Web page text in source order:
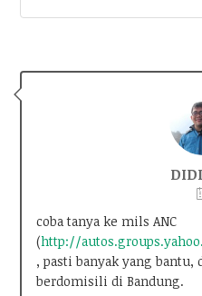
coba tanya ke mils ANC
(http://
, pasti banyak yang bantu,
berdomisili di Bandung.